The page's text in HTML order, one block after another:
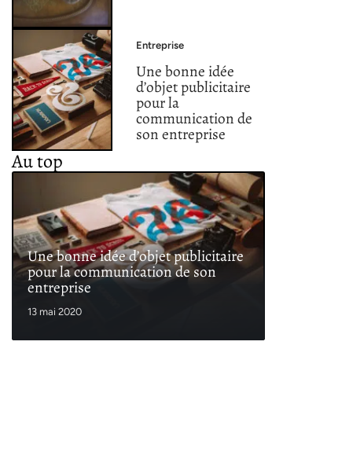
Entreprise
Une bonne idée
d’objet publicitaire
pour la
communication de
son entreprise
Au top
Une bonne idée d’objet publicitaire
pour la communication de son
entreprise
13 mai 2020